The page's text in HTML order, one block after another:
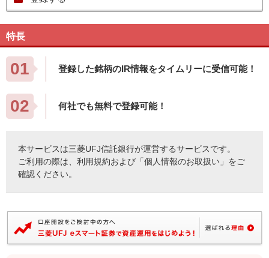
特長
01 登録した銘柄のIR情報をタイムリーに受信可能！
02 何社でも無料で登録可能！
本サービスは三菱UFJ信託銀行が運営するサービスです。
ご利用の際は、利用規約および「個人情報のお取扱い」をご
確認ください。